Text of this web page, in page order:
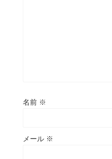
名前 ※
メール ※